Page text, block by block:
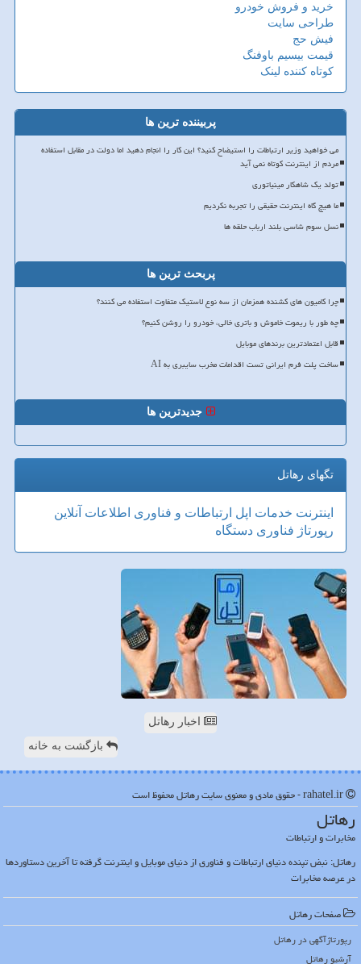
خرید و فروش خودرو
طراحی سایت
فیش حج
قیمت بیسیم باوفنگ
کوتاه کننده لینک
پربیننده ترین ها
می خواهید وزیر ارتباطات را استیضاح کنید؟ این کار را انجام دهید اما دولت در مقابل استفاده
مردم از اینترنت کوتاه نمی آید
تولد یک شاهکار مینیاتوری
ما هیچ گاه اینترنت حقیقی را تجربه نکردیم
نسل سوم شاسی بلند ارباب حلقه ها
پربحث ترین ها
چرا کامیون های کشنده همزمان از سه نوع لاستیک متفاوت استفاده می کنند؟
چه طور با ریموت خاموش و باتری خالی، خودرو را روشن کنیم؟
قابل اعتمادترین برندهای موبایل
ساخت پلت فرم ایرانی تست اقدامات مخرب سایبری به AI
جدیدترین ها
تگهای رهاتل
اینترنت خدمات اپل ارتباطات و فناوری اطلاعات آنلاین
رپورتاژ فناوری دستگاه
اخبار رهاتل
بازگشت به خانه
رهاتل
مخابرات و ارتباطات
رهاتل: نبض تپنده دنیای ارتباطات و فناوری از دنیای موبایل و اینترنت گرفته تا آخرین دستاوردها
در عرصه مخابرات
صفحات رهاتل
رپورتاژآگهی در رهاتل
آرشیو رهاتل